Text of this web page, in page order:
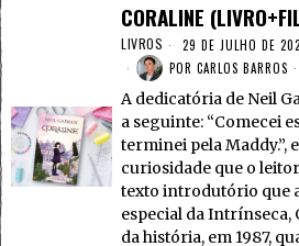
CORALINE
LIVROS
29 DE JULHO DE
POR CARLOS BARROS
A dedicatória de Neil
a seguinte: “Comecei
terminei pela Maddy.”,
curiosidade que o
texto introdutório que
especial da Intrínseca,
da história, em 1987,